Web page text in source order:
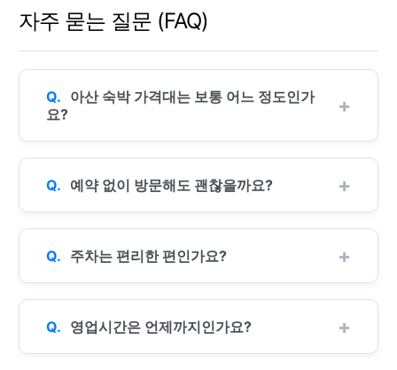
자주 묻는 질문 (FAQ)
아산 숙박 가격대는 보통 어느 정도인가
요?
예약 없이 방문해도 괜찮을까요?
주차는 편리한 편인가요?
영업시간은 언제까지인가요?